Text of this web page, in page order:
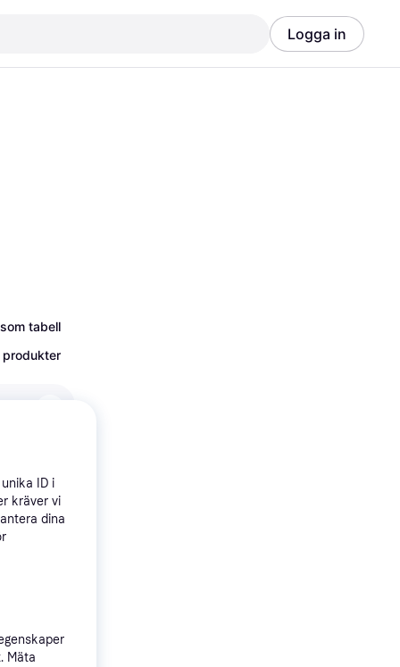
Logga in
tabell
produkter
Solo
ID i
kräver vi
dina
Mäta